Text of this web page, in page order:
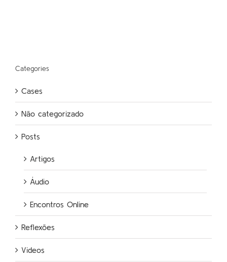
Categories
Cases
Não categorizado
Posts
Artigos
Áudio
Encontros Online
Reflexões
Videos